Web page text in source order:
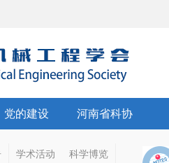
党的建设 河南省科协
学术活动
科学博览